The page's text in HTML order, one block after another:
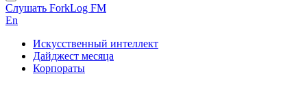
Слушать ForkLog FM
En
Искусственный интеллект
Дайджест месяца
Корпораты